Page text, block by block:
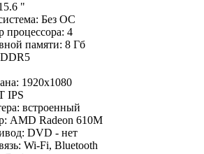
"
Без ОС
процессора: 4
памяти: 8 Гб
1920x1080
IPS
встроенный
AMD Radeon 610M
DVD - нет
Wi-Fi, Bluetooth